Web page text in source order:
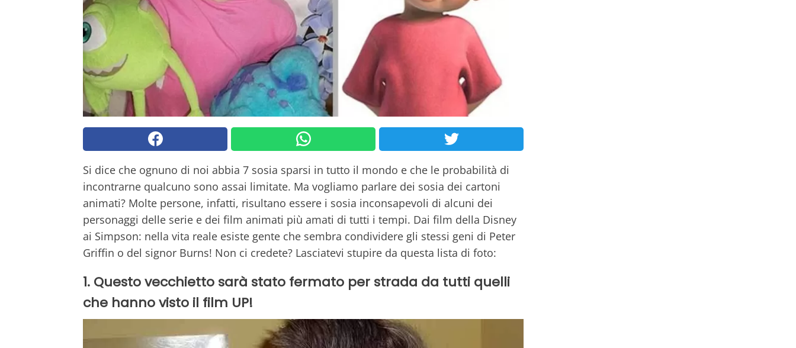
Si dice che ognuno di noi abbia 7 sosia sparsi in tutto il mondo e che le probabilità di
incontrarne qualcuno sono assai limitate. Ma vogliamo parlare dei sosia dei cartoni
animati? Molte persone, infatti, risultano essere i sosia inconsapevoli di alcuni dei
personaggi delle serie e dei film animati più amati di tutti i tempi. Dai film della Disney
ai Simpson: nella vita reale esiste gente che sembra condividere gli stessi geni di Peter
Griffin o del signor Burns! Non ci credete? Lasciatevi stupire da questa lista di foto:
1. Questo vecchietto sarà stato fermato per strada da tutti quelli
che hanno visto il film UP!